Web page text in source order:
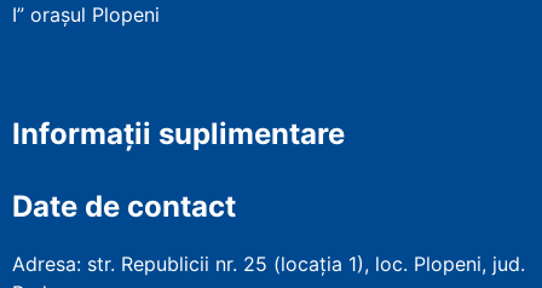
I” orașul Plopeni
Informații suplimentare
Date de contact
Adresa: str. Republicii nr. 25 (locația 1), loc. Plopeni, jud.